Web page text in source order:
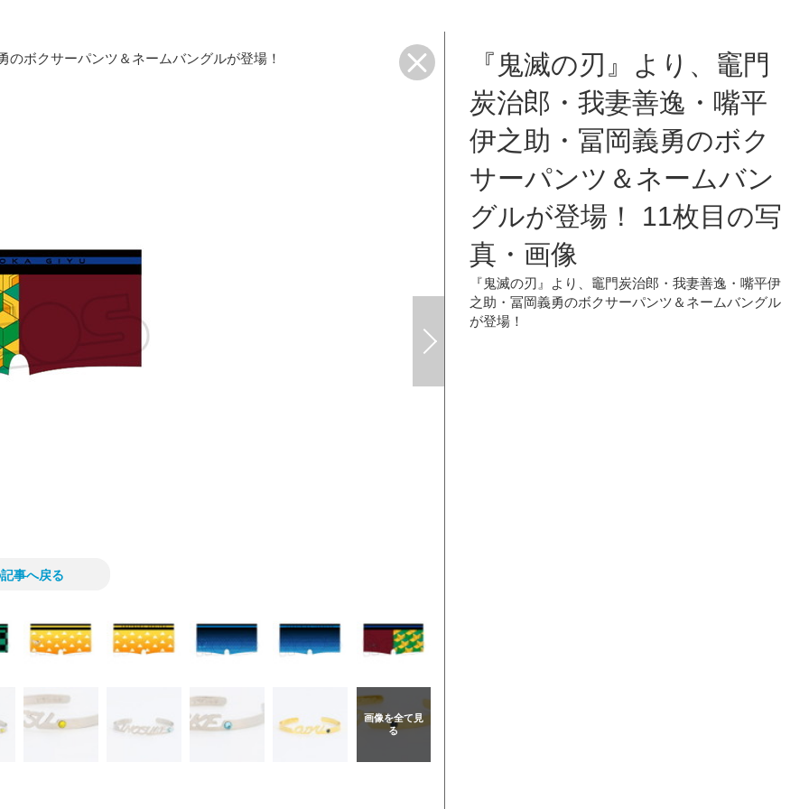
ボクサーパンツ＆ネームバングルが登場！
事へ戻る
『鬼滅の刃』より、竈門
炭治郎・我妻善逸・嘴平
伊之助・冨岡義勇のボク
サーパンツ＆ネームバン
グルが登場！ 11枚目の写
真・画像
『鬼滅の刃』より、竈門炭治郎・我妻善逸・嘴平伊
之助・冨岡義勇のボクサーパンツ＆ネームバングル
が登場！